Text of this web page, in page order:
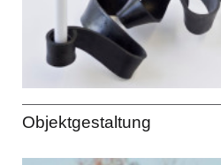
Objektgestaltung